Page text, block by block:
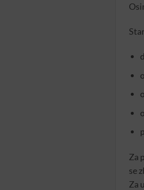
Za
se
Za